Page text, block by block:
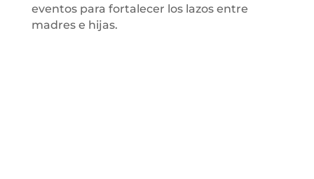
eventos para fortalecer los lazos entre
madres e hijas.